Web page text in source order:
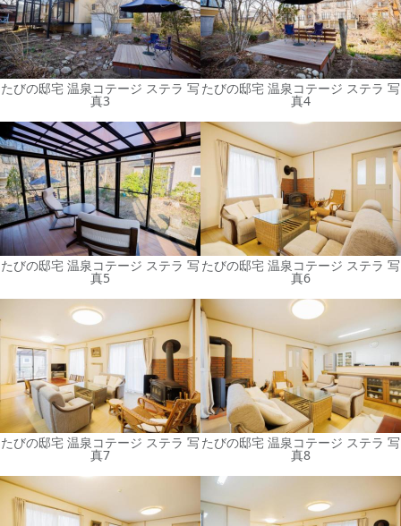
たびの邸宅 温泉コテージ ステラ 写
真3
たびの邸宅 温泉コテージ ステラ 写
真4
たびの邸宅 温泉コテージ ステラ 写
真5
たびの邸宅 温泉コテージ ステラ 写
真6
たびの邸宅 温泉コテージ ステラ 写
真7
たびの邸宅 温泉コテージ ステラ 写
真8